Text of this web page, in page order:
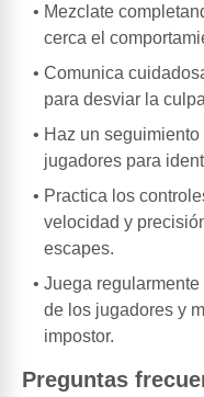
Mezclate
cerca el
Comunica
para desviar la
Haz un
jugadores para
Practica los
velocidad y
escapes.
Juega
de los jugadores y
impostor.
Preguntas